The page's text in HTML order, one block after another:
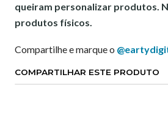
queiram personalizar produtos.
produtos físicos.
Compartilhe e marque o
COMPARTILHAR ESTE PRODUTO